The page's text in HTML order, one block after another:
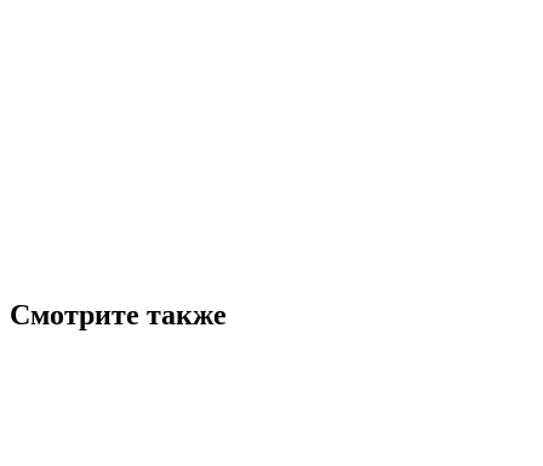
Смотрите также